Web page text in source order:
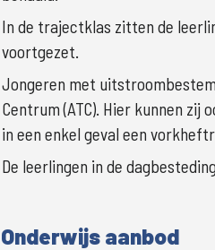
In de trajectklas zitten de
voortgezet.
Jongeren met
Centrum (ATC). Hier kunnen zij
in een enkel geval een
De leerlingen in de
Onderwijs aanbod